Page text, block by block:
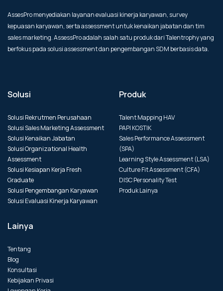
AssesPro menyediakan layanan evaluasi kinerja karyawan, survey
kepuasan karyawan, serta assessment untuk kenaikan jabatan dan tim
sales marketing. AssessPro adalah salah satu produk dari Talentrophy yang
berfokus pada solusi assessment dan pengembangan SDM berbasis data.
Solusi
Solusi Rekrutmen Perusahaan
Solusi Sales Marketing Assessment
Solusi Kenaikan Jabatan
Solusi Organizational Health
Assessment
Solusi Kesiapan Kerja Fresh
Graduate
Solusi Pengembangan Karyawan
Solusi Evaluasi Kinerja Karyawan
Produk
Talent Mapping HAV
PAPI KOSTIK
Sales Performance Assessment
(SPA)
Learning Style Assessment (LSA)
Culture Fit Assessment (CFA)
DISC Personality Test
Produk Lainya
Lainya
Tentang
Blog
Konsultasi
Kebijakan Privasi